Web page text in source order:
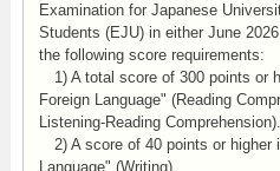
Examination for Japanese
Students (EJU) in either June
the following score requirements:
1) A total score of 300 points or
Foreign Language" (Reading
Listening-Reading Comprehension).
2) A score of 40 points or higher
Language" (Writing).